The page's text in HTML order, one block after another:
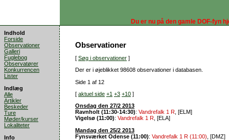
Du er nu på den gamle DOF-fyn
Indhold
Forside
Observationer
Galleri
Fuglebog
Observatører
Konkurrencen
Lister
Indlæg
Alle
Artikler
Beskeder
Ture
Møder/kurser
Lokaliteter
Info
Observationer
[ Søg i observationer ]
Der er i øjeblikket 98608 observationer i databasen.
Side 1 af 12
[ aktuel side +1 +3 +10 ]
Onsdag den 27/2 2013
Ravnholt (11:30-14:30): Vandrefalk 1 R , [ELM]
Vigelsø (11:00): Vandrefalk 1 R , [ELA]
Mandag den 25/2 2013
Fynsværket Odense (11:00): Vandrefalk 1 R (11:00) , [DMZ]